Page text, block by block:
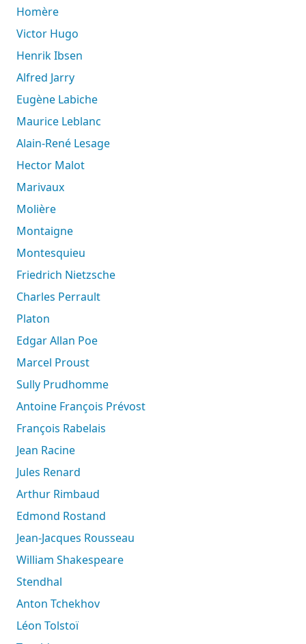
Homère
Victor Hugo
Henrik Ibsen
Alfred Jarry
Eugène Labiche
Maurice Leblanc
Alain-René Lesage
Hector Malot
Marivaux
Molière
Montaigne
Montesquieu
Friedrich Nietzsche
Charles Perrault
Platon
Edgar Allan Poe
Marcel Proust
Sully Prudhomme
Antoine François Prévost
François Rabelais
Jean Racine
Jules Renard
Arthur Rimbaud
Edmond Rostand
Jean-Jacques Rousseau
William Shakespeare
Stendhal
Anton Tchekhov
Léon Tolstoï